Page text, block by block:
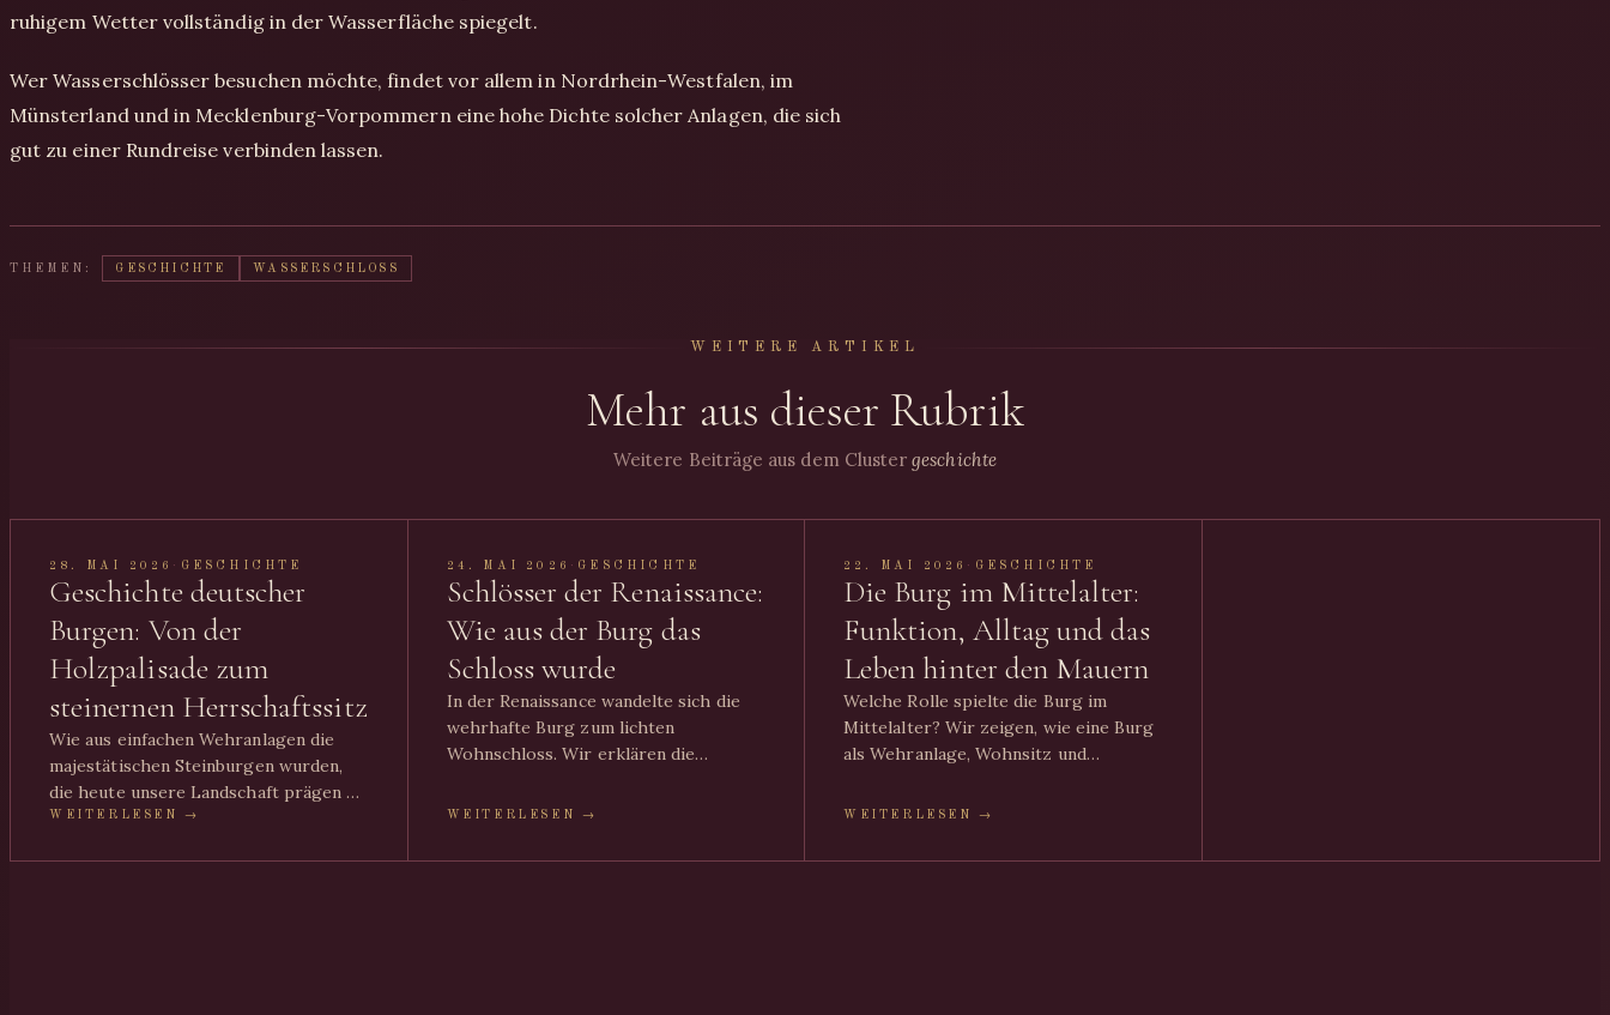
ruhigem Wetter vollständig in der Wasserfläche spiegelt.
Wer Wasserschlösser besuchen möchte, findet vor allem in Nordrhein-Westfalen, im
Münsterland und in Mecklenburg-Vorpommern eine hohe Dichte solcher Anlagen, die sich
gut zu einer Rundreise verbinden lassen.
THEMEN: GESCHICHTE WASSERSCHLOSS
WEITERE ARTIKEL
Mehr aus dieser Rubrik
Weitere Beiträge aus dem Clustergeschichte
28. MAI 2026 · GESCHICHTE
Geschichte deutscher
Burgen: Von der
Holzpalisade zum
steinernen Herrschaftssitz
Wie aus einfachen Wehranlagen die
majestätischen Steinburgen wurden,
die heute unsere Landschaft prägen –
ein Streifzug durch tausend Jahre
WEITERLESEN →
24. MAI 2026 · GESCHICHTE
Schlösser der Renaissance:
Wie aus der Burg das
Schloss wurde
In der Renaissance wandelte sich die
wehrhafte Burg zum lichten
Wohnschloss. Wir erklären die
und zeigen die schönsten
WEITERLESEN →
22. MAI 2026 · GESCHICHTE
Die Burg im Mittelalter:
Funktion, Alltag und das
Leben hinter den Mauern
Welche Rolle spielte die Burg im
Mittelalter? Wir zeigen, wie eine Burg
als Wehranlage, Wohnsitz und
der Alltag von Burgherr, Gesinde und
WEITERLESEN →